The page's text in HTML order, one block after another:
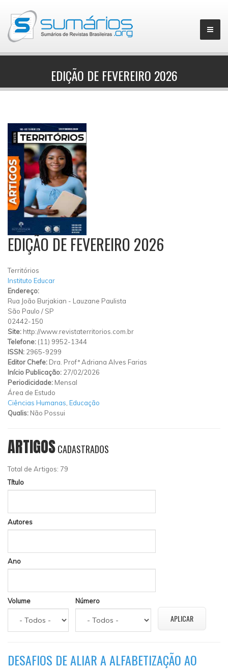
▼
EDIÇÃO DE FEVEREIRO 2026
EDIÇÃO DE FEVEREIRO 2026
Territórios
Instituto Educar
Endereço:
Rua João Burjakian - Lauzane Paulista
São Paulo / SP
02442-150
Site: http://www.revistaterritorios.com.br
Telefone: (11) 9952-1344
ISSN: 2965-9299
Editor Chefe: Dra. Profª Adriana Alves Farias
Início Publicação: 27/02/2026
Periodicidade: Mensal
Área de Estudo
Ciências Humanas Educação
Qualis: Não Possui
ARTIGOSCADASTRADOS
Total de Artigos: 79
Título
Autores
Ano
Volume Número
DESAFIOS DE ALIAR A ALFABETIZAÇÃO AO